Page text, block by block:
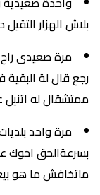
بلاش الهزار التقيل
مرة صعيدى
رجع قال لة البقية
ممتشقال له
مرة واحد
بسرعةالحق اخوك
ماتخافش ما هو